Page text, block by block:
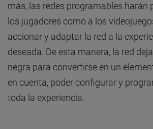
más, las redes programables harán
los jugadores como a los
accionar y adaptar la red a la
deseada. De esta manera, la red
negra para convertirse en un
en cuenta, poder configurar y
toda la experiencia.